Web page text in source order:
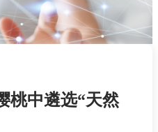
桃中遴选“天然